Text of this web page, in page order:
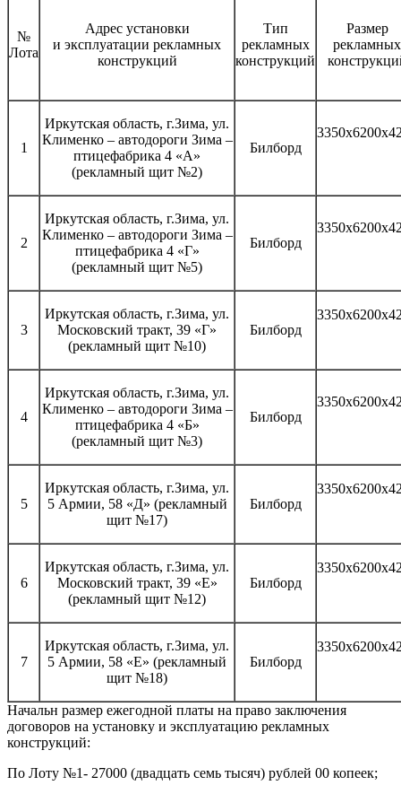
№
Лота
Адрес установки
и эксплуатации рекламных
конструкций
Тип
рекламных
конструкций
Размер
рекламных
1
Иркутская область, г.Зима, ул.
Клименко – автодороги Зима –
птицефабрика 4 «А»
(рекламный щит №2)
Билборд
2
Иркутская область, г.Зима, ул.
Клименко – автодороги Зима –
птицефабрика 4 «Г»
(рекламный щит №5)
Билборд
3
Иркутская область, г.Зима, ул.
Московский тракт, 39 «Г»
(рекламный щит №10)
Билборд
4
Иркутская область, г.Зима, ул.
Клименко – автодороги Зима –
птицефабрика 4 «Б»
(рекламный щит №3)
Билборд
5
Иркутская область, г.Зима, ул.
5 Армии, 58 «Д» (рекламный
щит №17)
Билборд
6
Иркутская область, г.Зима, ул.
Московский тракт, 39 «Е»
(рекламный щит №12)
Билборд
7
Иркутская область, г.Зима, ул.
5 Армии, 58 «Е» (рекламный
щит №18)
Билборд
Начальн размер ежегодной платы на право заключения
договоров на установку и эксплуатацию рекламных
конструкций:
По Лоту №1- 27000 (двадцать семь тысяч) рублей 00 копеек;